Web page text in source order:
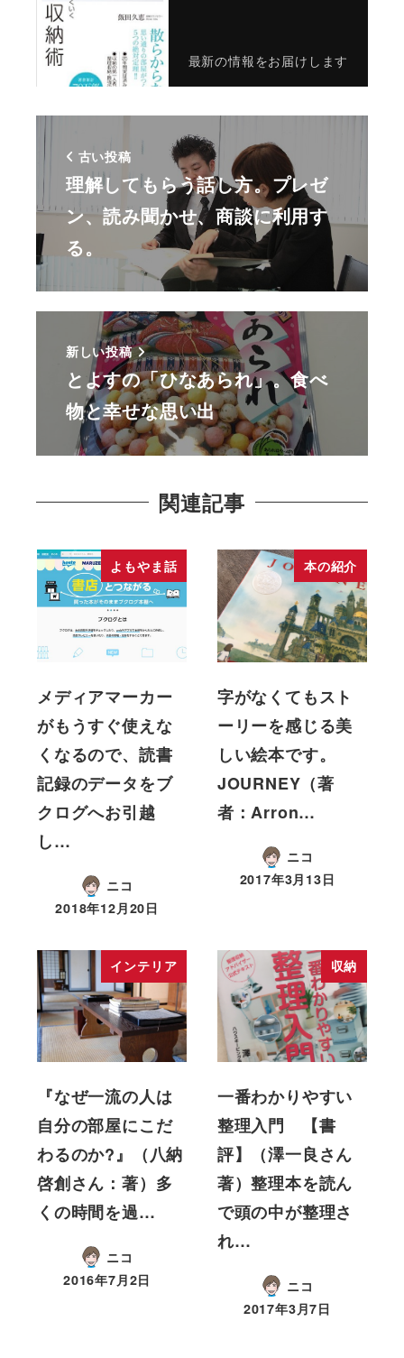
最新の情報をお届けします
古い投稿
理解してもらう話し方。プレゼ
ン、読み聞かせ、商談に利用す
る。
新しい投稿
とよすの「ひなあられ」。食べ
物と幸せな思い出
関連記事
よもやま話
メディアマーカー
がもうすぐ使えな
くなるので、読書
記録のデータをブ
クログへお引越
し…
ニコ
2018年12月20日
本の紹介
字がなくてもスト
ーリーを感じる美
しい絵本です。
JOURNEY（著
者：Arron…
ニコ
2017年3月13日
インテリア
『なぜ一流の人は
自分の部屋にこだ
わるのか?』（八納
啓創さん：著）多
くの時間を過…
ニコ
2016年7月2日
収納
一番わかりやすい
整理入門 【書
評】（澤一良さん
著）整理本を読ん
で頭の中が整理さ
れ…
ニコ
2017年3月7日